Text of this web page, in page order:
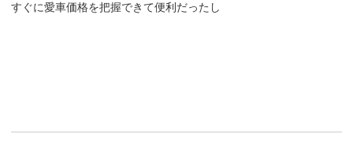
すぐに愛車価格を把握できて便利だったし